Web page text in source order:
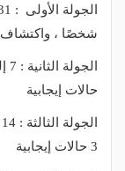
شخصًا ، واكتشاف 3 حالات إيجابية
حالات إيجابية
3 حالات إيجابية